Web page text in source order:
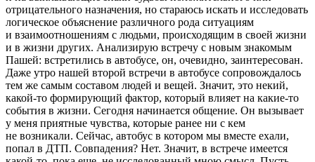
отрицательного назначения, но стараюсь искать и исследовать
логическое объяснение различного рода ситуациям
и взаимоотношениям с людьми, происходящим в своей жизни
и в жизни других. Анализирую встречу с новым знакомым
Пашей: встретились в автобусе, он, очевидно, заинтересован.
Даже утро нашей второй встречи в автобусе сопровождалось
тем же самым составом людей и вещей. Значит, это некий,
какой-то формирующий фактор, который влияет на какие-то
события в жизни. Сегодня начинается общение. Он вызывает
у меня приятные чувства, которые ранее ни с кем
не возникали. Сейчас, автобус в котором мы вместе ехали,
попал в ДТП. Совпадения? Нет. Значит, в встрече имеется